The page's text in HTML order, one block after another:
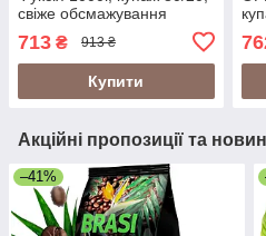
свіже обсмажування
ROSSA)
713 ₴ 913 ₴
Купити
Акційні пропозиції та
–41%